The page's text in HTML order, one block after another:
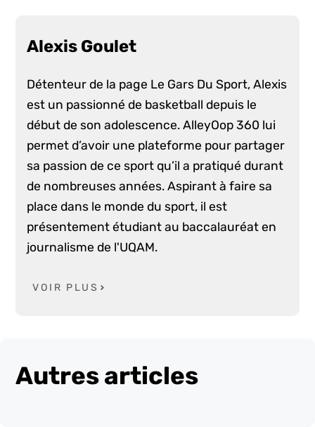
Alexis Goulet
Détenteur de la page Le Gars Du Sport, Alexis
est un passionné de basketball depuis le
début de son adolescence. AlleyOop 360 lui
permet d’avoir une plateforme pour partager
sa passion de ce sport qu’il a pratiqué durant
de nombreuses années. Aspirant à faire sa
place dans le monde du sport, il est
présentement étudiant au baccalauréat en
journalisme de l'UQAM.
VOIR PLUS
Autres articles